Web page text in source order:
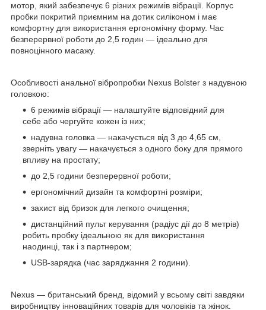
мотор, який забезпечує 6 різних режимів вібрації. Корпус
пробки покритий приємним на дотик силіконом і має
комфортну для використання ергономічну форму. Час
безперервної роботи до 2,5 годин — ідеально для
повноцінного масажу.
Особливості анальної вібропробки Nexus Bolster з надувною
головкою:
6 режимів вібрації — налаштуйте відповідний для
себе або чергуйте кожен із них;
надувна головка — накачується від 3 до 4,65 см,
зверніть увагу — накачується з одного боку для прямого
впливу на простату;
до 2,5 години безперервної роботи;
ергономічний дизайн та комфортні розміри;
захист від бризок для легкого очищення;
дистанційний пульт керування (радіус дії до 8 метрів)
робить пробку ідеальною як для використання
наодинці, так і з партнером;
USB-зарядка (час заряджання 2 години).
Nexus — британський бренд, відомий у всьому світі завдяки
виробництву інноваційних товарів для чоловіків та жінок.